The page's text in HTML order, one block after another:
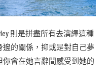
則是拼盡所有去演繹這種
的關係，抑或是對自己夢
會在她言辭間感受到她的